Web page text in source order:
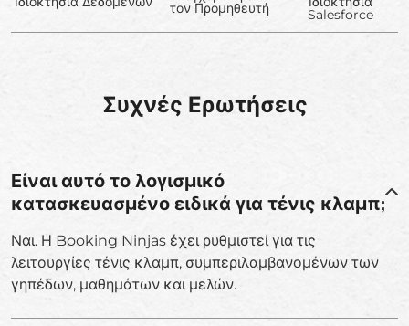
τον Προμηθευτή Salesforce
Συχνές Ερωτήσεις
Είναι αυτό το λογισμικό
κατασκευασμένο ειδικά για τένις κλαμπ;
Ναι. Η Booking Ninjas έχει ρυθμιστεί για τις
λειτουργίες τένις κλαμπ, συμπεριλαμβανομένων των
γηπέδων, μαθημάτων και μελών.